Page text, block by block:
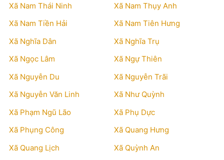
Xã Nam Thái Ninh
Xã Nam Thụy Anh
Xã Nam Tiền Hải
Xã Nam Tiên Hưng
Xã Nghĩa Dân
Xã Nghĩa Trụ
Xã Ngọc Lâm
Xã Ngự Thiên
Xã Nguyễn Du
Xã Nguyễn Trãi
Xã Nguyễn Văn Linh
Xã Như Quỳnh
Xã Phạm Ngũ Lão
Xã Phụ Dực
Xã Phụng Công
Xã Quang Hưng
Xã Quang Lịch
Xã Quỳnh An